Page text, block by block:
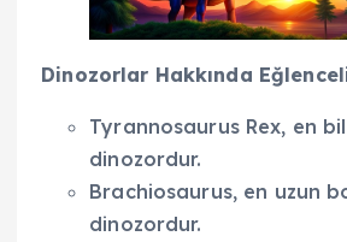
Dinozorlar Hakkında
Tyrannosaurus Rex, en
dinozordur.
Brachiosaurus, en uzun
dinozordur.